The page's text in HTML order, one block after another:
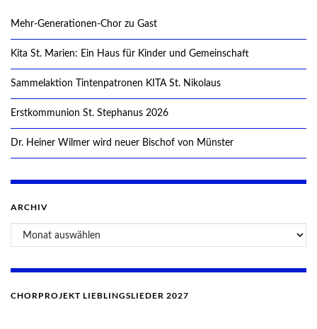
Mehr-Generationen-Chor zu Gast
Kita St. Marien: Ein Haus für Kinder und Gemeinschaft
Sammelaktion Tintenpatronen KITA St. Nikolaus
Erstkommunion St. Stephanus 2026
Dr. Heiner Wilmer wird neuer Bischof von Münster
ARCHIV
CHORPROJEKT LIEBLINGSLIEDER 2027